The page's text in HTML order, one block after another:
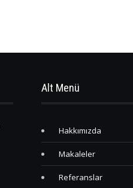
Alt Menü
Hakkımızda
Makaleler
Referanslar